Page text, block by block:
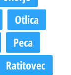
Otlica
Peca
Ratitovec